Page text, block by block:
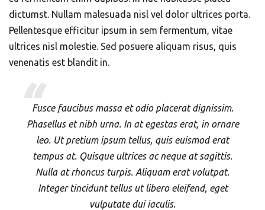
dictumst. Nullam malesuada nisl vel dolor ultrices porta.
Pellentesque efficitur ipsum in sem fermentum, vitae
ultrices nisl molestie. Sed posuere aliquam risus, quis
venenatis est blandit in.
Fusce faucibus massa et odio placerat dignissim.
Phasellus et nibh urna. In at egestas erat, in ornare
leo. Ut pretium ipsum tellus, quis euismod erat
tempus at. Quisque ultrices ac neque at sagittis.
Nulla at rhoncus turpis. Aliquam erat volutpat.
Integer tincidunt tellus ut libero eleifend, eget
vulputate dui iaculis.